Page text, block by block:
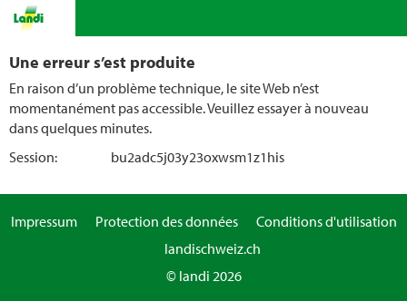
Une erreur s’est produite
En raison d’un problème technique, le site Web n’est
momentanément pas accessible. Veuillez essayer à nouveau
dans quelques minutes.
Session:
bu2adc5j03y23oxwsm1z1his
Impressum Protection des données
Conditions d'utilisation
landischweiz.ch
© landi 2026